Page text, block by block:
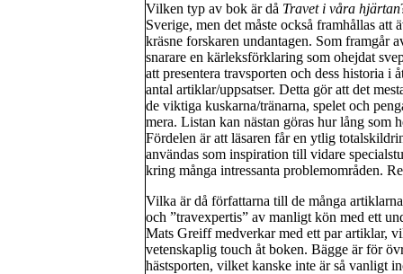
Vilken typ av bok är då Travet i våra hjärtan
Sverige, men det måste också framhållas
kräsne forskaren undantagen. Som framgår
snarare en kärleksförklaring som ohejdat
att presentera travsporten och dess historia i
antal artiklar/uppsatser. Detta gör att det
de viktiga kuskarna/tränarna, spelet och
mera. Listan kan nästan göras hur lång som
Fördelen är att läsaren får en ytlig
användas som inspiration till vidare
kring många intressanta problemområden.
Vilka är då författarna till de många
och ”travexpertis” av manligt kön med ett
Mats Greiff medverkar med ett par artiklar,
vetenskaplig touch åt boken. Bägge är för
hästsporten, vilket kanske inte är så vanligt